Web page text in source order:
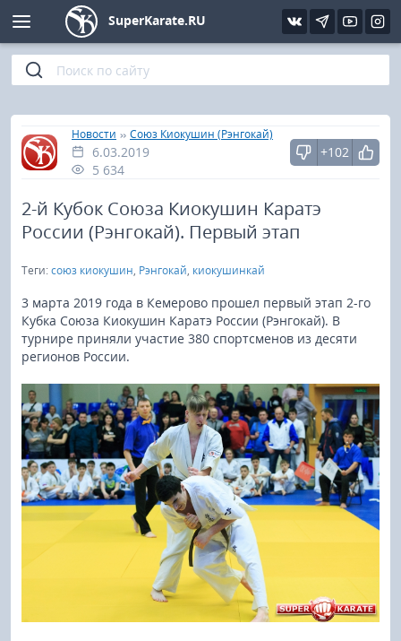
SuperKarate.RU
Главная
»
Новости » Союз Киокушин (Рэнгокай)
6.03.2019
5 634
+102
2-й Кубок Союза Киокушин Каратэ
России (Рэнгокай). Первый этап
Теги:союз киокушин, Рэнгокай, киокушинкай
3 марта 2019 года в Кемерово прошел первый этап 2-го
Кубка Союза Киокушин Каратэ России (Рэнгокай). В
турнире приняли участие 380 спортсменов из десяти
регионов России.
Киокушинкай
Кёкусин (IFK)
Шинкиокушинкай
Кекусин-кан
Бокс
UFC и MMA
Муай тай
Фото
Видео
Интервью
Статьи
Уроки каратэ
Файлы
Библиотека